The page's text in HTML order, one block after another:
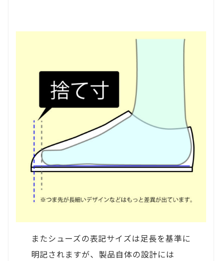
またシューズの表記サイズは足長を基準に
明記されますが、製品自体の設計には